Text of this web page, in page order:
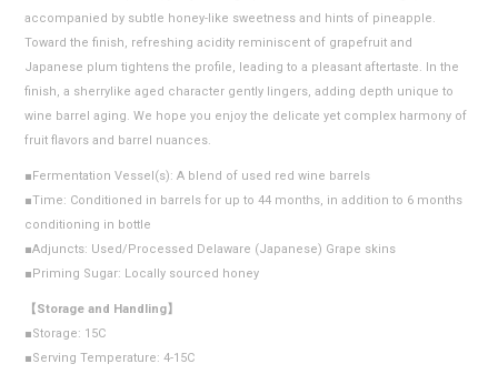
accompanied by subtle honey-like sweetness and hints of pineapple.
Toward the finish, refreshing acidity reminiscent of grapefruit and
Japanese plum tightens the profile, leading to a pleasant aftertaste. In the
finish, a sherrylike aged character gently lingers, adding depth unique to
wine barrel aging. We hope you enjoy the delicate yet complex harmony of
fruit flavors and barrel nuances.
■Fermentation Vessel(s): A blend of used red wine barrels
■Time: Conditioned in barrels for up to 44 months, in addition to 6 months
conditioning in bottle
■Adjuncts: Used/Processed Delaware (Japanese) Grape skins
■Priming Sugar: Locally sourced honey
【Storage and Handling】
■Storage: 15C
■Serving Temperature: 4-15C